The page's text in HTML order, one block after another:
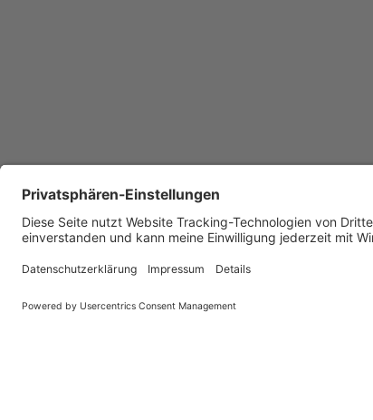
Unsere anstehenden
Hier bieten wir Ihnen unsere Veranstaltungen,
Energienutzung. Zudem geben wir ihnen die
Mobilität selbst! Tauchen Sie ein in die Welt der